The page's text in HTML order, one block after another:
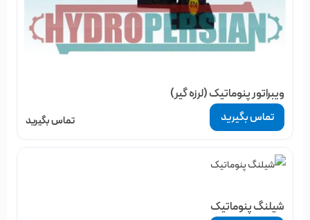
ویبراتور پنوماتیک (لرزه گیر)
تماس بگیرید تماس بگیرید
شیلنگ پنوماتیک